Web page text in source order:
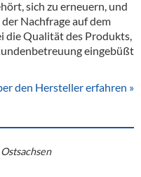
sich zu erneuern, und
Nachfrage auf dem
die Qualität des Produkts,
eingebüßt
den Hersteller erfahren »